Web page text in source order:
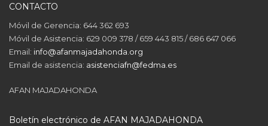
CONTACTO
Móvil de Gerencia: 644 362 693
Móvil de Asistencia: 629 009 378 / 659 443 815 / 686 647 066
Email: info@afanmajadahonda.org
Email de asistencia: asistenciafn@fedma.es
AFAN MAJADAHONDA
Boletín electrónico de AFAN MAJADAHONDA